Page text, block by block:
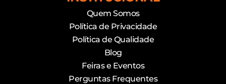
Quem Somos
Política de Privacidade
Política de Qualidade
Blog
Feiras e Eventos
Perguntas Frequentes